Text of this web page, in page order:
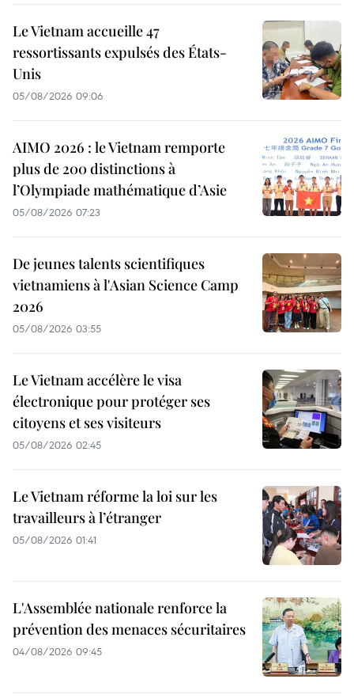
Le Vietnam accueille 47
ressortissants expulsés des États-
Unis
05/08/2026 09:06
AIMO 2026 : le Vietnam remporte
plus de 200 distinctions à
l’Olympiade mathématique d’Asie
05/08/2026 07:23
De jeunes talents scientifiques
vietnamiens à l'Asian Science Camp
2026
05/08/2026 03:55
Le Vietnam accélère le visa
électronique pour protéger ses
citoyens et ses visiteurs
05/08/2026 02:45
Le Vietnam réforme la loi sur les
travailleurs à l’étranger
05/08/2026 01:41
L'Assemblée nationale renforce la
prévention des menaces sécuritaires
04/08/2026 09:45